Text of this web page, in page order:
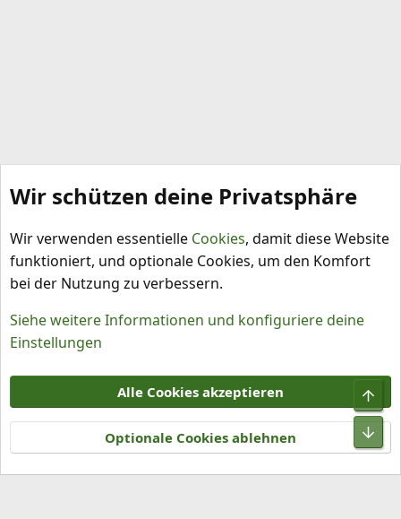
Christopher's 2018
Nutzungsbedingungen
Datenschutz
Hilfe und Impressum
R
S
S
Community platform by XenForo® © 2010-2026 XenForo Ltd.
Wir schützen deine Privatsphäre
Wir verwenden essentielle Cookies, damit diese Website
funktioniert, und optionale Cookies, um den Komfort
bei der Nutzung zu verbessern.
Siehe weitere Informationen und konfiguriere deine
Einstellungen
Alle Cookies akzeptieren
Optionale Cookies ablehnen